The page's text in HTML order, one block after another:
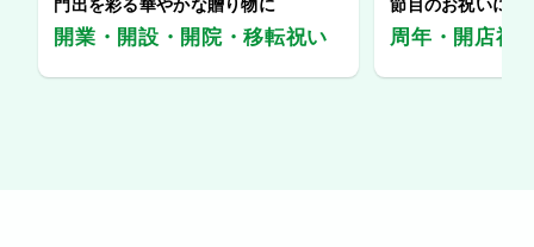
門出を彩る華やかな贈り物に
開業・開設・開院・移転祝い
節目のお祝いに、
周年・開店祝